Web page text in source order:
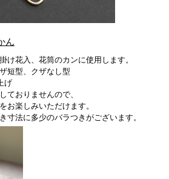
ん
け花入、花筒のカンに使用します。
短型、クザなし型
げ
おりませんので、
楽しみいただけます。
寸法に多少のバラつきがございます。